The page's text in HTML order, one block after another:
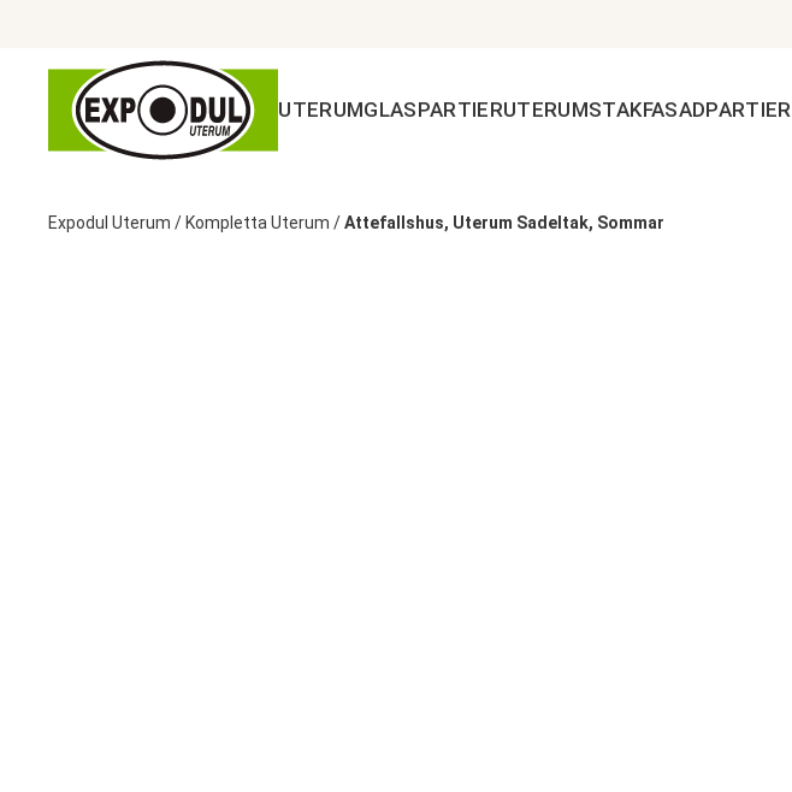
UTERUMGLASPARTIERUTERUMSTAKFASADPARTIER
Expodul Uterum /Kompletta Uterum /Attefallshus, Uterum Sadeltak, Sommar